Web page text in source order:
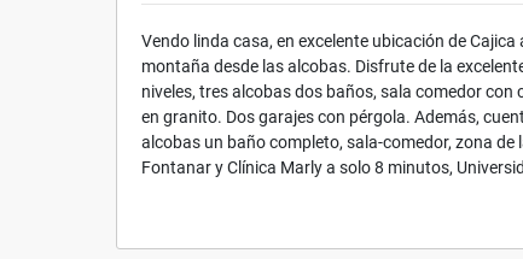
Vendo linda casa, en excelente ubicación de
montaña desde las alcobas. Disfrute de la
niveles, tres alcobas dos baños, sala comedor
en granito. Dos garajes con pérgola. Además,
alcobas un baño completo, sala-comedor, zona
Fontanar y Clínica Marly a solo 8 minutos,